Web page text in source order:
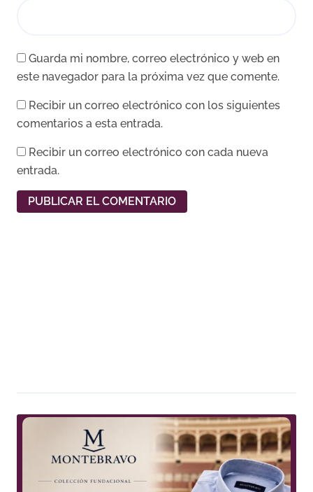
Guarda mi nombre, correo electrónico y web en
este navegador para la próxima vez que comente.
Recibir un correo electrónico con los siguientes
comentarios a esta entrada.
Recibir un correo electrónico con cada nueva
entrada.